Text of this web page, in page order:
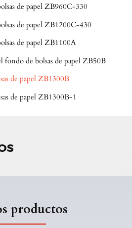
de papel ZB960C-330
de papel ZB1200C-430
de papel ZB1100A
fondo de bolsas de papel ZB50B
de papel ZB1300B
de papel ZB1300B-1
productos